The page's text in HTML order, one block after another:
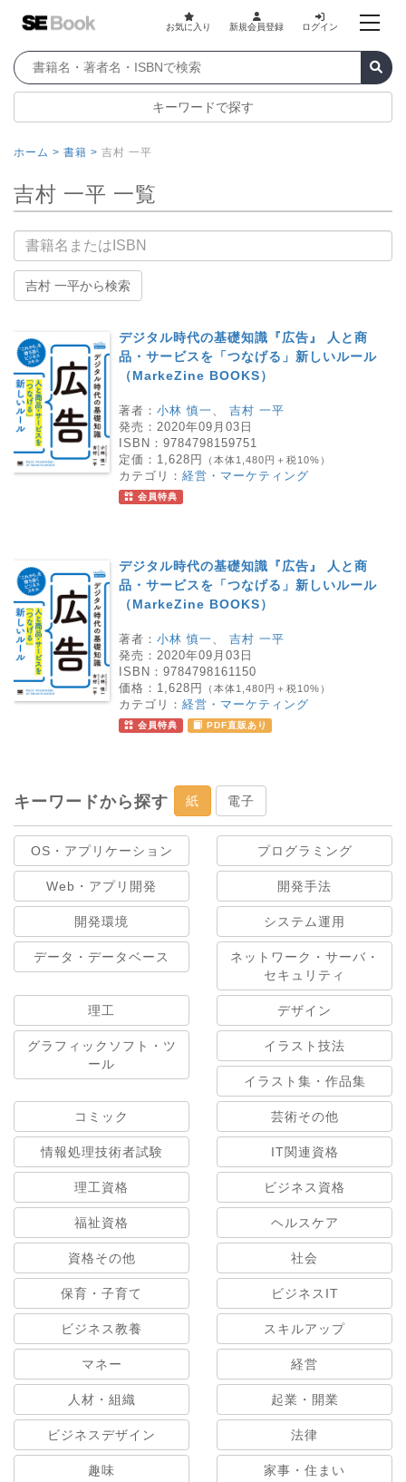
お気に入り 新規会員登録 ログイン
キーワードで探す
ホーム > 書籍 > 吉村 一平
吉村 一平 一覧
書籍名
吉村 一平から検索
デジタル時代の基礎知識『広告』 人と商
品・サービスを「つなげる」新しいルール
（MarkeZine BOOKS）
著者： 小林 慎一 、 吉村 一平
発売： 2020年09月03日
ISBN： 9784798159751
定価： 1,628円 （本体1,480円＋税10%）
カテゴリ： 経営・マーケティング
会員特典
デジタル時代の基礎知識『広告』 人と商
品・サービスを「つなげる」新しいルール
（MarkeZine BOOKS）
著者： 小林 慎一 、 吉村 一平
発売： 2020年09月03日
ISBN： 9784798161150
価格： 1,628円 （本体1,480円＋税10%）
カテゴリ： 経営・マーケティング
会員特典 PDF直販あり
キーワードから探す 紙 電子
OS・アプリケーション プログラミング
Web・アプリ開発 開発手法
開発環境 システム運用
データ・データベース
ネットワーク・サーバ・
セキュリティ
理工 デザイン
グラフィックソフト・ツ
ール
イラスト技法
イラスト集・作品集
コミック 芸術その他
情報処理技術者試験 IT関連資格
理工資格 ビジネス資格
福祉資格 ヘルスケア
資格その他 社会
保育・子育て ビジネスIT
ビジネス教養 スキルアップ
マネー 経営
人材・組織 起業・開業
ビジネスデザイン 法律
趣味 家事・住まい